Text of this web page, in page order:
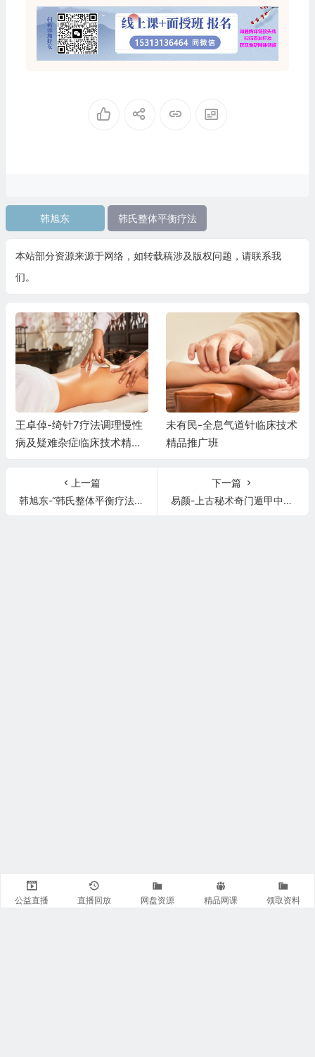
韩旭东 韩氏整体平衡疗法
本站部分资源来源于网络，如转载稿涉及版权问题，请联系我
们。
王卓倬-绮针7疗法调理慢性
病及疑难杂症临床技术精品
未有民-全息气道针临床技术
精品推广班
上一篇
韩旭东-“韩氏整体平衡疗法”腰椎骨盆及下肢关节篇
下一篇
易颜-上古秘术奇门遁甲中医临床技术精品推广班
公益直播 直播回放 网盘资源 精品网课 领取资料